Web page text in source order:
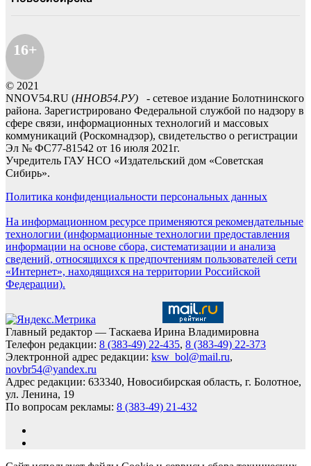
16+
© 2021
NNOV54.RU (ННОВ54.РУ) - сетевое издание Болотнинского
района. Зарегистрировано Федеральной службой по надзору в
сфере связи, информационных технологий и массовых
коммуникаций (Роскомнадзор), свидетельство о регистрации
Эл № ФС77-81542 от 16 июля 2021г.
Учредитель ГАУ НСО «Издательский дом «Советская
Сибирь».
Политика конфиденциальности персональных данных
На информационном ресурсе применяются рекомендательные
технологии (информационные технологии предоставления
информации на основе сбора, систематизации и анализа
сведений, относящихся к предпочтениям пользователей сети
«Интернет», находящихся на территории Российской
Федерации).
Главный редактор — Таскаева Ирина Владимировна
Телефон редакции: 8 (383-49) 22-435, 8 (383-49) 22-373
Электронной адрес редакции: ksw_bol@mail.ru,
novbr54@yandex.ru
Адрес редакции: 633340, Новосибирская область, г. Болотное,
ул. Ленина, 19
По вопросам рекламы: 8 (383-49) 21-432